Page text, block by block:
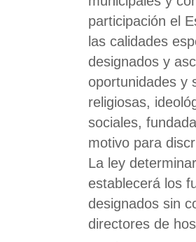
participación el
las calidades
designados y
oportunidades y
religiosas,
sociales,
motivo para
La ley
establecerá los
designados sin
directores de